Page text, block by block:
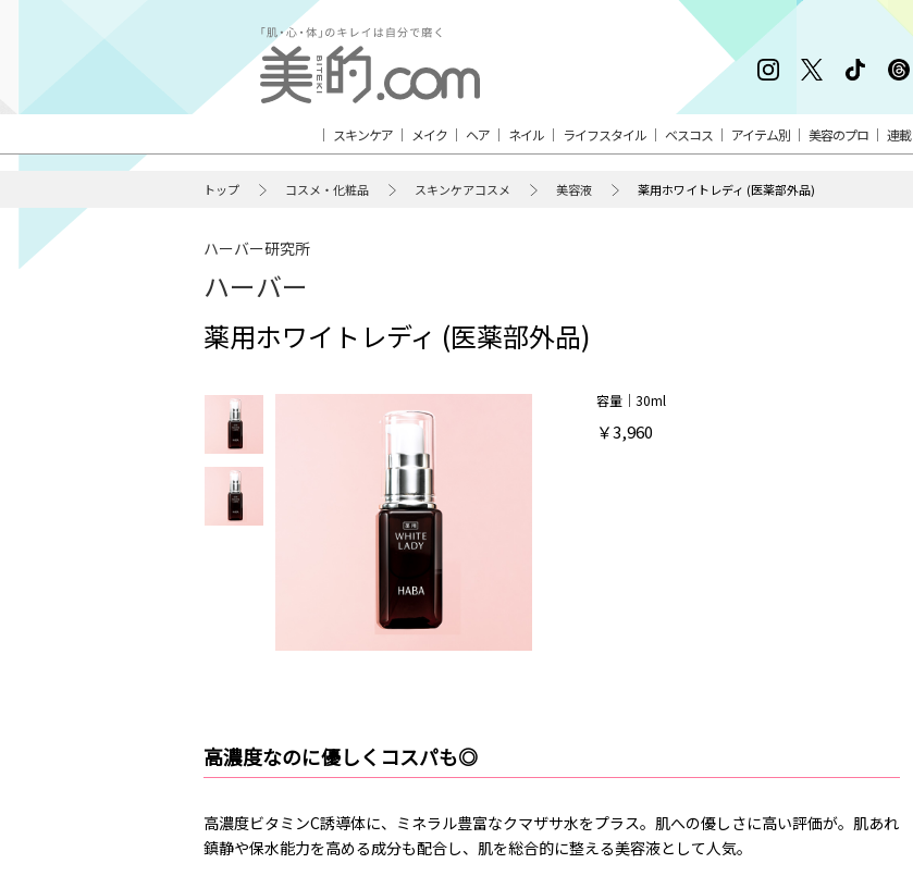
スキンケア メイク ヘア ネイル ライフスタイル ベスコス アイテム別 美容のプロ 連載
トップ コスメ・化粧品 スキンケアコスメ 美容液 薬用ホワイトレディ (医薬部外品)
ハーバー研究所
ハーバー
薬用ホワイトレディ (医薬部外品)
容量｜30ml
￥3,960
高濃度なのに優しくコスパも◎
高濃度ビタミンC誘導体に、ミネラル豊富なクマザサ水をプラス。肌への優しさに高い評価が。肌あれ
鎮静や保水能力を高める成分も配合し、肌を総合的に整える美容液として人気。